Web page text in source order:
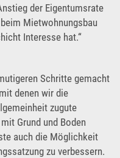
der Eigentumsrate
Mietwohnungsbau
Interesse hat.“
Schritte gemacht
denen wir die
zugute
Grund und Boden
auch die Möglichkeit
zu verbessern.